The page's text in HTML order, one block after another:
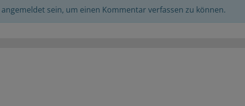
angemeldet sein, um einen Kommentar verfassen zu können.